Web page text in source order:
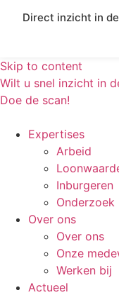
Direct inzicht in
Skip to content
Wilt u snel inzicht in
Doe de scan!
Expertises
Arbeid
Inburgeren
Onderzoek
Over ons
Over ons
Onze
Werken bij
Actueel